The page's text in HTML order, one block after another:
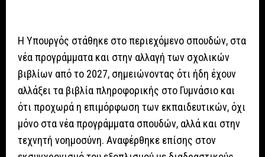
Η Υπουργός στάθηκε στο περιεχόμενο σπουδών, στα
νέα προγράμματα και στην αλλαγή των σχολικών
βιβλίων από το 2027, σημειώνοντας ότι ήδη έχουν
αλλάξει τα βιβλία πληροφορικής στο Γυμνάσιο και
ότι προχωρά η επιμόρφωση των εκπαιδευτικών, όχι
μόνο στα νέα προγράμματα σπουδών, αλλά και στην
τεχνητή νοημοσύνη. Αναφέρθηκε επίσης στον